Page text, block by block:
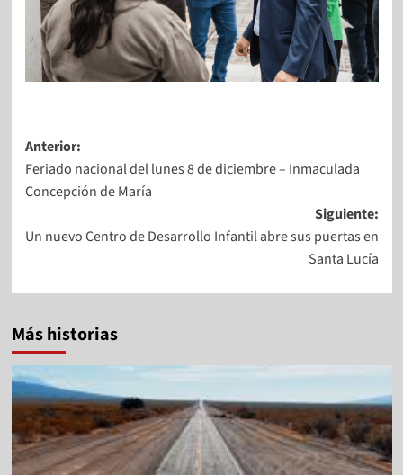
Anterior:
Feriado nacional del lunes 8 de diciembre – Inmaculada
Concepción de María
Siguiente:
Un nuevo Centro de Desarrollo Infantil abre sus puertas en
Santa Lucía
Más historias